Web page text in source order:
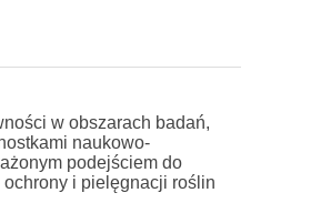
w obszarach badań,
naukowo-
podejściem do
i pielęgnacji roślin